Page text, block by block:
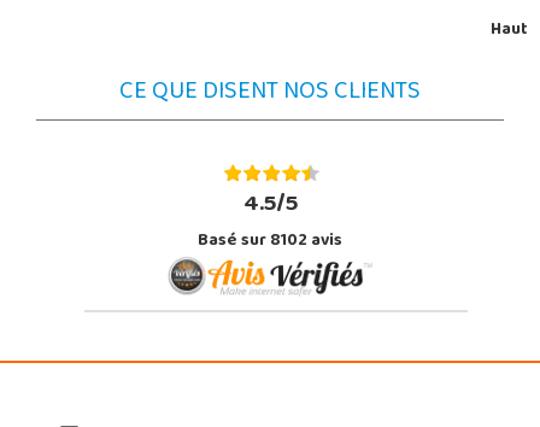
Haut
CE QUE DISENT NOS CLIENTS
4.5/5
Basé sur 8102 avis